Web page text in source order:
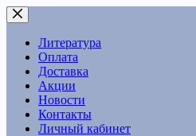
Перейти
к
сути
Литература
Оплата
Доставка
Акции
Новости
Контакты
Личный кабинет